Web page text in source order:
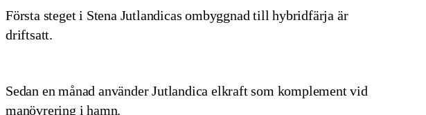
Första steget i Stena Jutlandicas ombyggnad till hybridfärja är
driftsatt.
Sedan en månad använder Jutlandica elkraft som komplement vid
manövrering i hamn.